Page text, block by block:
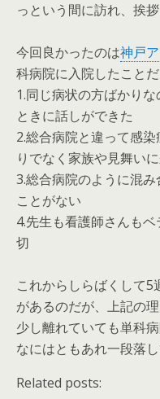
っという間に訪れ、挨
今回良かったのは神戸
科病院に入院したこと
1.同じ病状の方ばかり
ときに話しができた
2.総合病院と違って感
りでなく家族や見舞い
3.総合病院のように混
ことがない
4.先生も看護師さんも
切
これからしらばくして
があるのだが、上記の
少し離れていても単科
なにはともあれ一段落
Related posts: